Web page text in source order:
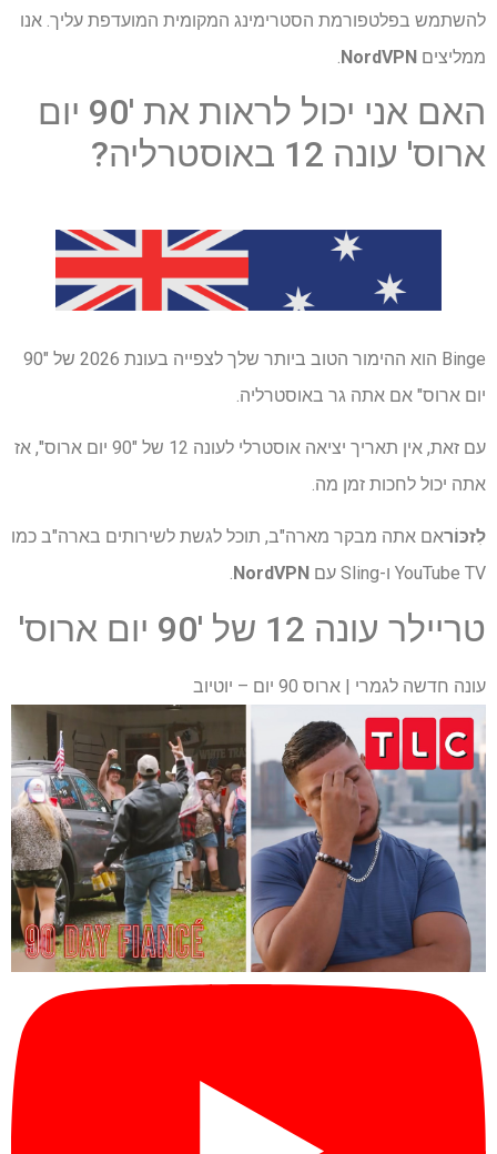
להשתמש בפלטפורמת הסטרימינג המקומית המועדפת עליך. אנו
ממליצים NordVPN
האם אני יכול לראות את '90 יום
ארוס' עונה 12 באוסטרליה?
Binge הוא ההימור הטוב ביותר שלך לצפייה בעונת 2026 של "90
יום ארוס" אם אתה גר באוסטרליה.
עם זאת, אין תאריך יציאה אוסטרלי לעונה 12 של "90 יום ארוס", אז
אתה יכול לחכות זמן מה.
לִזכּוֹראם אתה מבקר מארה"ב, תוכל לגשת לשירותים בארה"ב כמו
YouTube TV ו-Sling עם
NordVPN
.
טריילר עונה 12 של '90 יום ארוס'
עונה חדשה לגמרי | ארוס 90 יום – יוטיוב